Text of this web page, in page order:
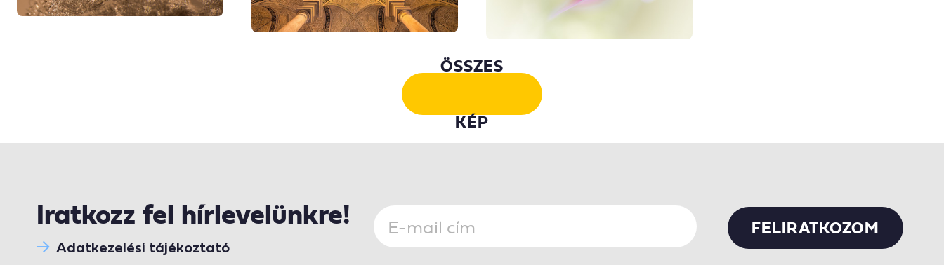
ÖSSZES
KÉP
Iratkozz fel hírlevelünkre!
Adatkezelési tájékoztató